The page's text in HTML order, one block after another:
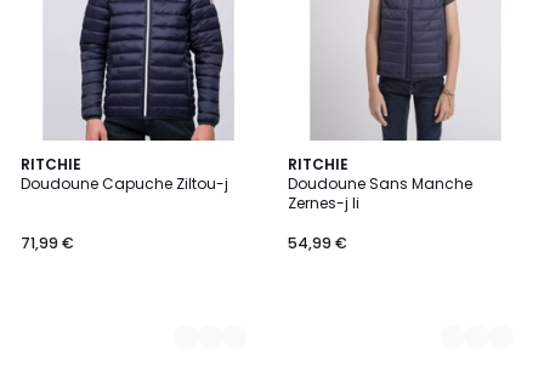
RITCHIE
Doudoune Capuche Ziltou-j
71,99 €
2
Couleurs
RITCHIE
Doudoune Sans Manche
Zernes-j Ii
54,99 €
5
Couleurs